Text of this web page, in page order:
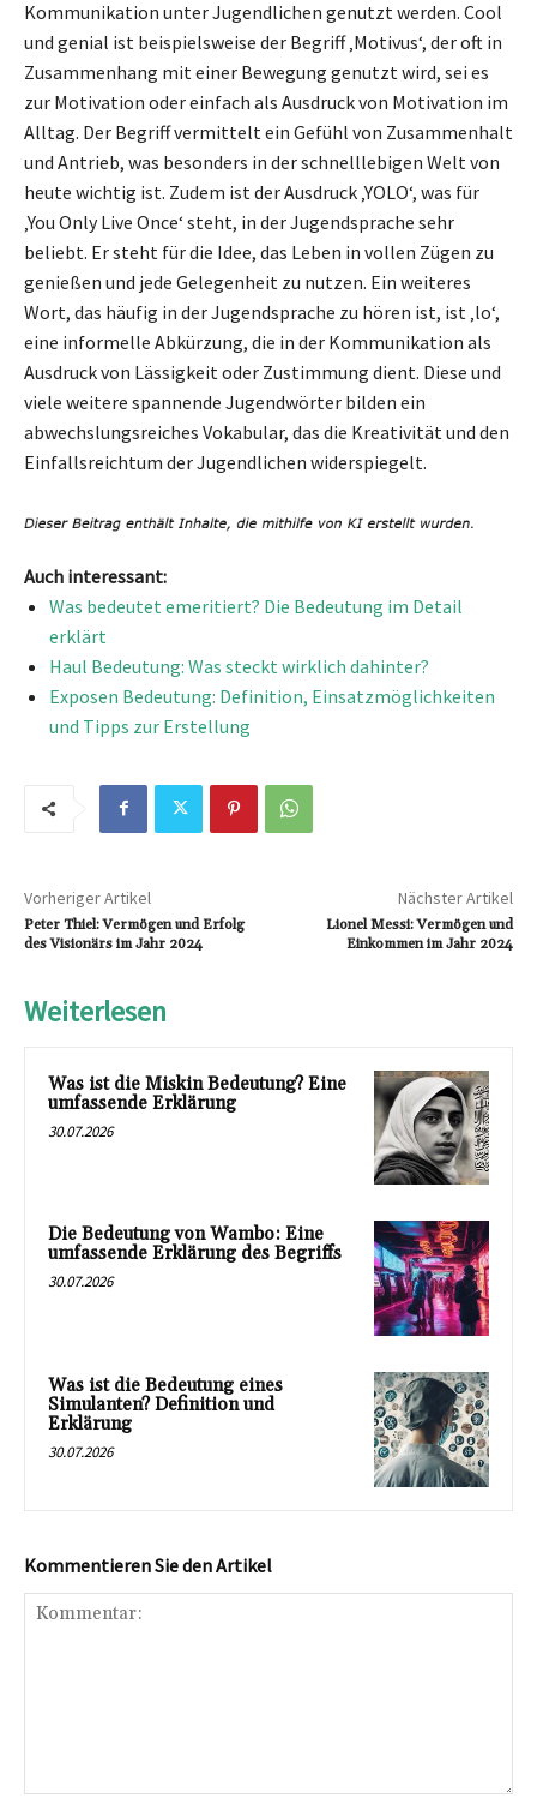
Kommunikation unter Jugendlichen genutzt werden. Cool
und genial ist beispielsweise der Begriff ‚Motivus‘, der oft in
Zusammenhang mit einer Bewegung genutzt wird, sei es
zur Motivation oder einfach als Ausdruck von Motivation im
Alltag. Der Begriff vermittelt ein Gefühl von Zusammenhalt
und Antrieb, was besonders in der schnelllebigen Welt von
heute wichtig ist. Zudem ist der Ausdruck ‚YOLO‘, was für
‚You Only Live Once‘ steht, in der Jugendsprache sehr
beliebt. Er steht für die Idee, das Leben in vollen Zügen zu
genießen und jede Gelegenheit zu nutzen. Ein weiteres
Wort, das häufig in der Jugendsprache zu hören ist, ist ‚lo‘,
eine informelle Abkürzung, die in der Kommunikation als
Ausdruck von Lässigkeit oder Zustimmung dient. Diese und
viele weitere spannende Jugendwörter bilden ein
abwechslungsreiches Vokabular, das die Kreativität und den
Einfallsreichtum der Jugendlichen widerspiegelt.
Auch interessant:
Was bedeutet emeritiert? Die Bedeutung im Detail
erklärt
Haul Bedeutung: Was steckt wirklich dahinter?
Exposen Bedeutung: Definition, Einsatzmöglichkeiten
und Tipps zur Erstellung
Vorheriger Artikel
Peter Thiel: Vermögen und Erfolg
des Visionärs im Jahr 2024
Nächster Artikel
Lionel Messi: Vermögen und
Einkommen im Jahr 2024
Weiterlesen
Was ist die Miskin Bedeutung? Eine
umfassende Erklärung
30.07.2026
Die Bedeutung von Wambo: Eine
umfassende Erklärung des Begriffs
30.07.2026
Was ist die Bedeutung eines
Simulanten? Definition und
Erklärung
30.07.2026
Kommentieren Sie den Artikel